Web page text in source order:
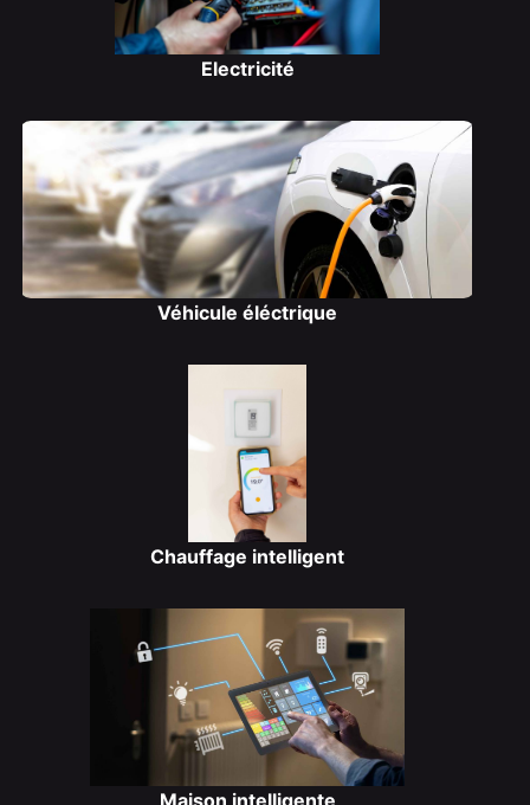
Electricité
Véhicule éléctrique
Chauffage intelligent